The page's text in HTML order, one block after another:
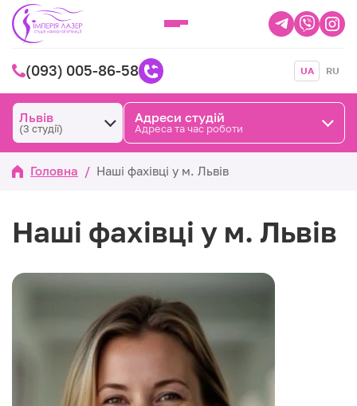
(093) 005-86-58 UA RU
Львів
(3 студії)
Адреси студій
Адреса та час роботи
Головна / Наші фахівці у м. Львів
Наші фахівці у м. Львів